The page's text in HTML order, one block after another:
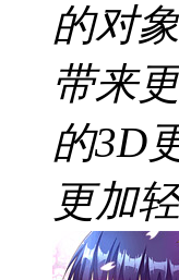
的对
带来
的3D
更加